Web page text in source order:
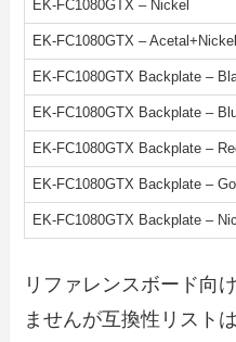
EK-FC1080GTX – Nickel
EK-FC1080GTX – Acetal+Nickel
EK-FC1080GTX Backplate –
EK-FC1080GTX Backplate –
EK-FC1080GTX Backplate –
EK-FC1080GTX Backplate –
EK-FC1080GTX Backplate –
リファレンスボード向
ませんが互換性リスト